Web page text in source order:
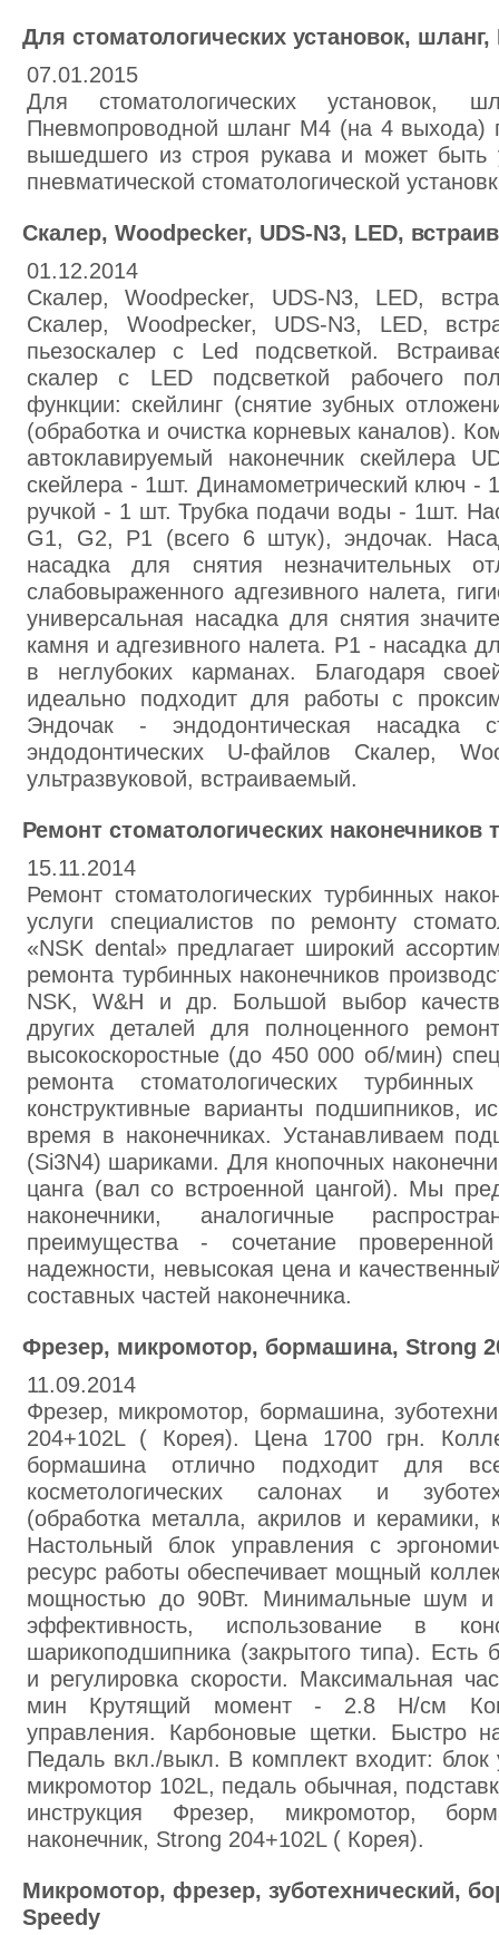
Для стоматологических установок,
07.01.2015
Для стоматологических установок,
Пневмопроводной шланг М4 (на 4 выхода)
вышедшего из строя рукава и может быть
пневматической стоматологической
Скалер, Woodpecker, UDS-N3, LED,
01.12.2014
Скалер, Woodpecker, UDS-N3, LED,
Скалер, Woodpecker, UDS-N3, LED,
пьезоскалер с Led подсветкой.
скалер с LED подсветкой рабочего
функции: скейлинг (снятие зубных
(обработка и очистка корневых каналов).
автоклавируемый наконечник скейлера
скейлера - 1шт. Динамометрический ключ -
ручкой - 1 шт. Трубка подачи воды - 1шт.
G1, G2, P1 (всего 6 штук), эндочак.
насадка для снятия незначительных
слабовыраженного адгезивного налета,
универсальная насадка для снятия
камня и адгезивного налета. P1 - насадка
в неглубоких карманах. Благодаря
идеально подходит для работы с
Эндочак - эндодонтическая насадка
эндодонтических U-файлов Скалер,
ультразвуковой, встраиваемый.
Ремонт стоматологических наконечников
15.11.2014
Ремонт стоматологических турбинных
услуги специалистов по ремонту
«NSK dental» предлагает широкий
ремонта турбинных наконечников
NSK, W&H и др. Большой выбор
других деталей для полноценного
высокоскоростные (до 450 000 об/мин)
ремонта стоматологических турбинных
конструктивные варианты подшипников,
время в наконечниках. Устанавливаем
(Si3N4) шариками. Для кнопочных
цанга (вал со встроенной цангой). Мы
наконечники, аналогичные
преимущества - сочетание
надежности, невысокая цена и
составных частей наконечника.
Фрезер, микромотор, бормашина, Strong
11.09.2014
Фрезер, микромотор, бормашина,
204+102L ( Корея). Цена 1700 грн.
бормашина отлично подходит для
косметологических салонах и
(обработка металла, акрилов и керамики,
Настольный блок управления с
ресурс работы обеспечивает мощный
мощностью до 90Вт. Минимальные шум и
эффективность, использование в
шарикоподшипника (закрытого типа). Есть
и регулировка скорости. Максимальная
мин Крутящий момент - 2.8 Н/см
управления. Карбоновые щетки. Быстро
Педаль вкл./выкл. В комплект входит:
микромотор 102L, педаль обычная,
инструкция Фрезер, микромотор,
наконечник, Strong 204+102L ( Корея).
Микромотор, фрезер, зуботехнический,
Speedy